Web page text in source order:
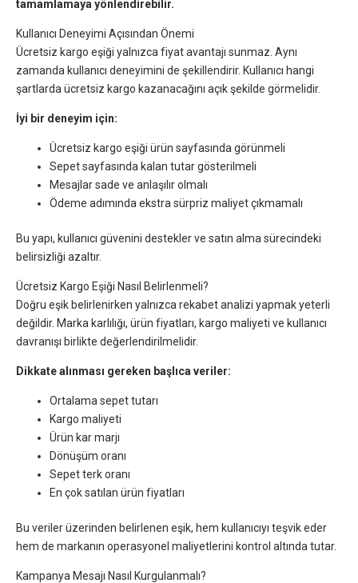
tamamlamaya yönlendirebilir.
Kullanıcı Deneyimi Açısından Önemi
Ücretsiz kargo eşiği yalnızca fiyat avantajı sunmaz. Aynı
zamanda kullanıcı deneyimini de şekillendirir. Kullanıcı hangi
şartlarda ücretsiz kargo kazanacağını açık şekilde görmelidir.
İyi bir deneyim için:
Ücretsiz kargo eşiği ürün sayfasında görünmeli
Sepet sayfasında kalan tutar gösterilmeli
Mesajlar sade ve anlaşılır olmalı
Ödeme adımında ekstra sürpriz maliyet çıkmamalı
Bu yapı, kullanıcı güvenini destekler ve satın alma sürecindeki
belirsizliği azaltır.
Ücretsiz Kargo Eşiği Nasıl Belirlenmeli?
Doğru eşik belirlenirken yalnızca rekabet analizi yapmak yeterli
değildir. Marka karlılığı, ürün fiyatları, kargo maliyeti ve kullanıcı
davranışı birlikte değerlendirilmelidir.
Dikkate alınması gereken başlıca veriler:
Ortalama sepet tutarı
Kargo maliyeti
Ürün kar marjı
Dönüşüm oranı
Sepet terk oranı
En çok satılan ürün fiyatları
Bu veriler üzerinden belirlenen eşik, hem kullanıcıyı teşvik eder
hem de markanın operasyonel maliyetlerini kontrol altında tutar.
Kampanya Mesajı Nasıl Kurgulanmalı?